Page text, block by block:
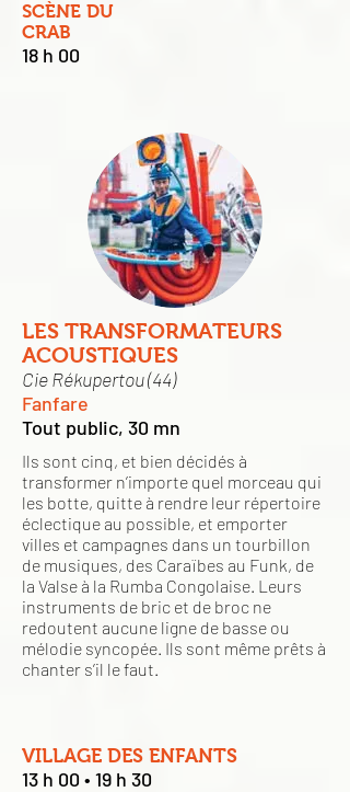
SCÈNE DU
CRAB
18 h 00
LES TRANSFORMATEURS
ACOUSTIQUES
Cie Rékupertou (44)
Fanfare
Tout public, 30 mn
Ils sont cinq, et bien décidés à
transformer n’importe quel morceau qui
les botte, quitte à rendre leur répertoire
éclectique au possible, et emporter
villes et campagnes dans un tourbillon
de musiques, des Caraïbes au Funk, de
la Valse à la Rumba Congolaise. Leurs
instruments de bric et de broc ne
redoutent aucune ligne de basse ou
mélodie syncopée. Ils sont même prêts à
chanter s’il le faut.
VILLAGE DES ENFANTS
13 h 00 • 19 h 30